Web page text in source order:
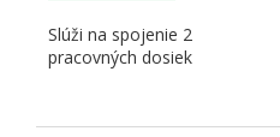
Slúži na spojenie 2
pracovných dosiek